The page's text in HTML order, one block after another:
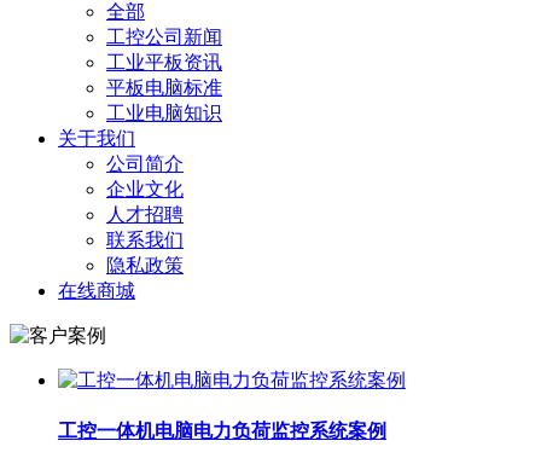
全部
工控公司新闻
工业平板资讯
平板电脑标准
工业电脑知识
关于我们
公司简介
企业文化
人才招聘
联系我们
隐私政策
在线商城
工控一体机电脑电力负荷监控系统案例